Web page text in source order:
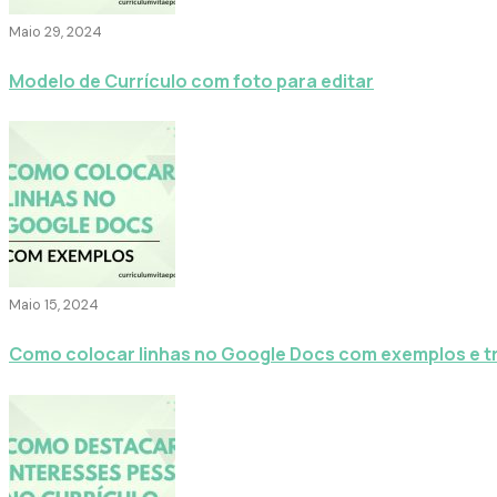
Maio 29, 2024
Modelo de Currículo com foto para editar
Maio 15, 2024
Como colocar linhas no Google Docs com exemplos e